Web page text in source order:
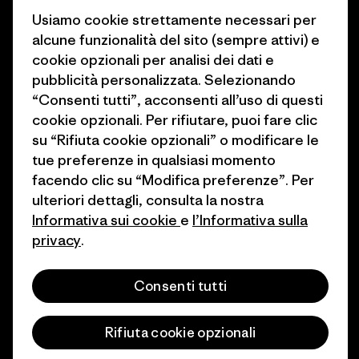
Come finanziamo
Buoni regalo
Trova un negozio
Industry program
Programma di affiliazione
Patagonia Italia Mappa del sito
© 2026 Patagonia, Inc. All Rights Reserved.
Usiamo cookie strettamente necessari per
alcune funzionalità del sito (sempre attivi) e
cookie opzionali per analisi dei dati e
pubblicità personalizzata. Selezionando
“Consenti tutti”, acconsenti all’uso di questi
cookie opzionali. Per rifiutare, puoi fare clic
su “Rifiuta cookie opzionali” o modificare le
tue preferenze in qualsiasi momento
facendo clic su “Modifica preferenze”. Per
ulteriori dettagli, consulta la nostra
Informativa sui cookie e l’Informativa sulla
privacy.
Consenti tutti
Rifiuta cookie opzionali